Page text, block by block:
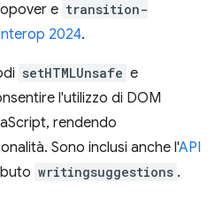
e transition-
2024.
setHTMLUnsafe e
l'utilizzo di DOM
rendendo
Sono inclusi anche l'API
writingsuggestions .